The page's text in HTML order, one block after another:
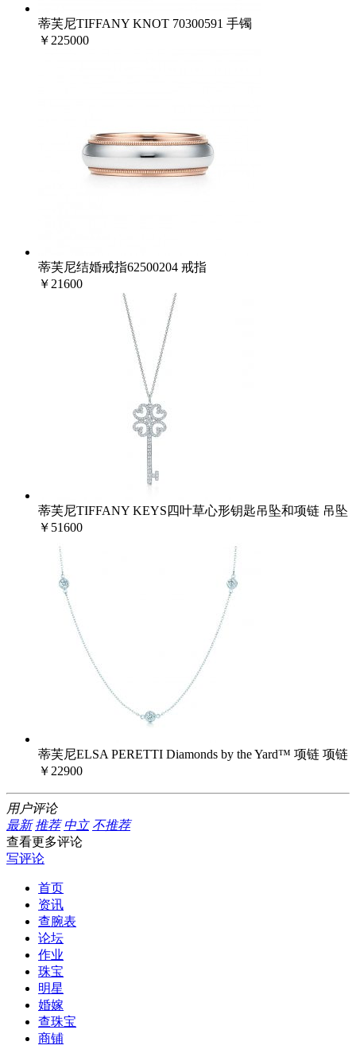
蒂芙尼TIFFANY KNOT 70300591 手镯
￥225000
蒂芙尼结婚戒指62500204 戒指
￥21600
蒂芙尼TIFFANY KEYS四叶草心形钥匙吊坠和项链 吊坠
￥51600
蒂芙尼ELSA PERETTI Diamonds by the Yard™ 项链 项链
￥22900
用户评论
最新 推荐 中立 不推荐
查看更多评论
写评论
首页
资讯
查腕表
论坛
作业
珠宝
明星
婚嫁
查珠宝
商铺